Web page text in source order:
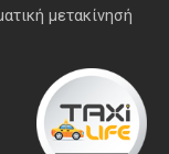
μετακίνησή